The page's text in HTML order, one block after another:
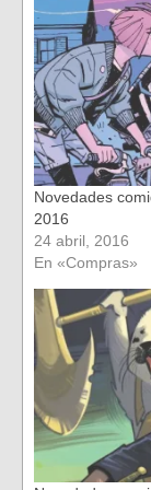
una
ventana
nueva)
una
Novedades
2016
24 abril, 2016
En «Compras»